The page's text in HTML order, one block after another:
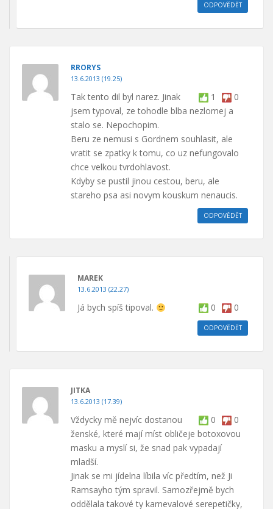
ODPOVĚDĚT
RRORYS
13.6.2013 (19.25)
1 0
Tak tento dil byl narez. Jinak
jsem typoval, ze tohodle blba nezlomej a
stalo se. Nepochopim.
Beru ze nemusi s Gordnem souhlasit, ale
vratit se zpatky k tomu, co uz nefungovalo
chce velkou tvrdohlavost.
Kdyby se pustil jinou cestou, beru, ale
stareho psa asi novym kouskum nenaucis.
ODPOVĚDĚT
MAREK
13.6.2013 (22.27)
0 0
Já bych spíš tipoval.
ODPOVĚDĚT
JITKA
13.6.2013 (17.39)
0 0
Vždycky mě nejvíc dostanou
ženské, které mají míst obličeje botoxovou
masku a myslí si, že snad pak vypadají
mladší.
Jinak se mi jídelna líbila víc předtím, než Ji
Ramsayho tým spravil. Samozřejmě bych
oddělala takové ty karnevalové serepetičky,